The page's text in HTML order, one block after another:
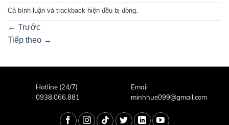
Cả bình luận và trackback hiện đều bị đóng.
← Trước
Tiếp theo →
Hotline (24/7)
0938.066.881
Email
minhhue099@gmail.com